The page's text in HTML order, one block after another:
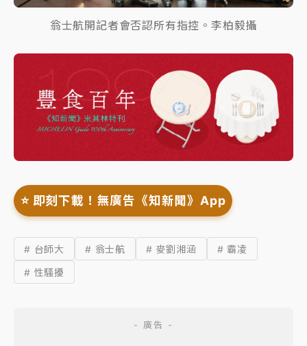
翁士航開記者會否認所有指控。李柏毅攝
⭐️ 即刻下載！無廣告《知新聞》App
# 台師大 # 翁士航 # 麥劉湘涵
# 霸凌
# 性騷擾